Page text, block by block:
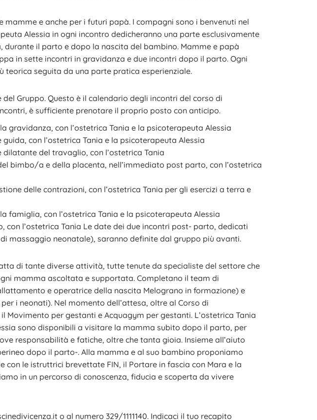
e anche per i futuri papà. I compagni sono i benvenuti nel
Alessia in ogni incontro dedicheranno una parte esclusivamente
il parto e dopo la nascita del bambino. Mamme e papà
in sette incontri in gravidanza e due incontri dopo il parto. Ogni
seguita da una parte pratica esperienziale.
Gruppo. Questo è il calendario degli incontri del corso di
è sufficiente prenotare il proprio posto con anticipo.
gravidanza, con l’ostetrica Tania e la psicoterapeuta Alessia
con l’ostetrica Tania e la psicoterapeuta Alessia
del travaglio, con l’ostetrica Tania
bimbo/a e della placenta, nell’immediato post parto, con l’ostetrica
delle contrazioni, con l’ostetrica Tania per gli esercizi a terra e
famiglia, con l’ostetrica Tania e la psicoterapeuta Alessia
con l’ostetrica Tania Le date dei due incontri post- parto, dedicati
massaggio neonatale), saranno definite dal gruppo più avanti.
di tante diverse attività, tutte tenute da specialiste del settore che
mamma ascoltata e supportata. Completano il team di
e operatrice della nascita Melograno in formazione) e
i neonati). Nel momento dell’attesa, oltre al Corso di
per gestanti e Acquagym per gestanti. L’ostetrica Tania
sono disponibili a visitare la mamma subito dopo il parto, per
responsabilità e fatiche, oltre che tanta gioia. Insieme all’aiuto
dopo il parto-. Alla mamma e al suo bambino proponiamo
le istruttrici brevettate FIN, il Portare in fascia con Mara e la
in un percorso di conoscenza, fiducia e scoperta da vivere
o al numero 329/1111140. Indicaci il tuo recapito